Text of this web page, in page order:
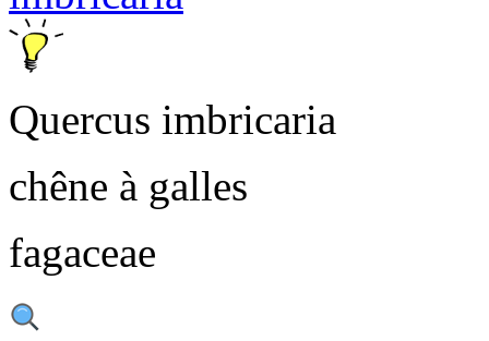
Quercus imbricaria
chêne à galles
fagaceae